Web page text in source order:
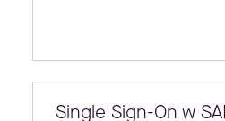
Single Sign-On w